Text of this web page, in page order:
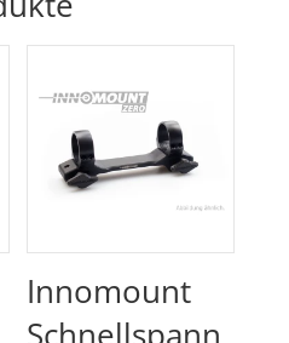
Innomount
Schnellspann